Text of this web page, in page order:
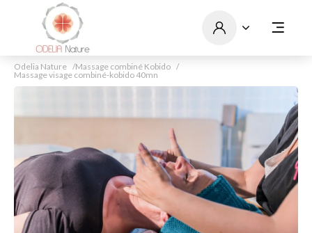
Odelia Nature
Massage combiné Kobido
Massage visage combiné-kobido 40mn